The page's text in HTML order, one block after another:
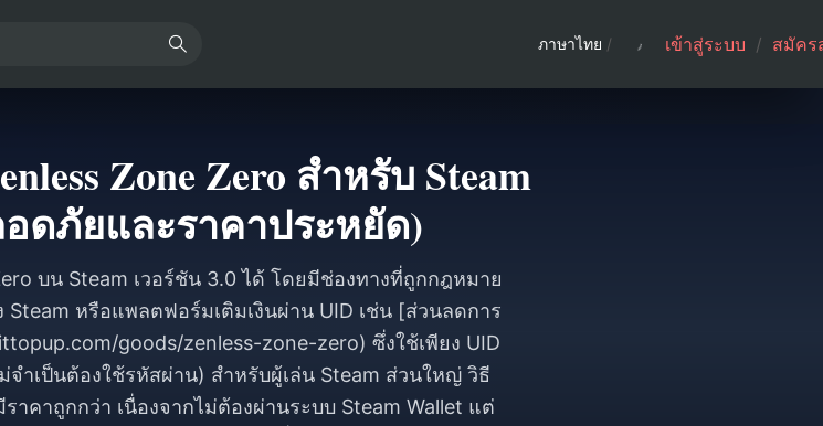
ภาษาไทย / เข้าสู่ระบบ / สมัคร
Zone Zero สำหรับ Steam
อดภัยและราคาประหยัด)
บน Steam เวอร์ชัน 3.0 ได้ โดยมีช่องทางที่ถูกกฎหมาย
Steam หรือแพลตฟอร์มเติมเงินผ่าน UID เช่น [ส่วนลดการ
goods/zenless-zone-zero) ซึ่งใช้เพียง UID
จำเป็นต้องใช้รหัสผ่าน) สำหรับผู้เล่น Steam ส่วนใหญ่ วิธี
าคาถูกกว่า เนื่องจากไม่ต้องผ่านระบบ Steam Wallet แต่